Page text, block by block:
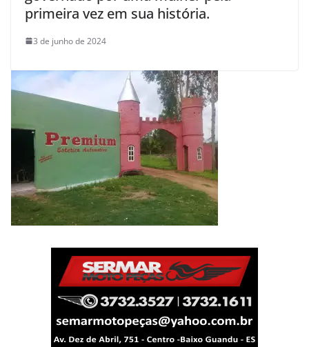
primeira vez em sua história.
3 de junho de 2024